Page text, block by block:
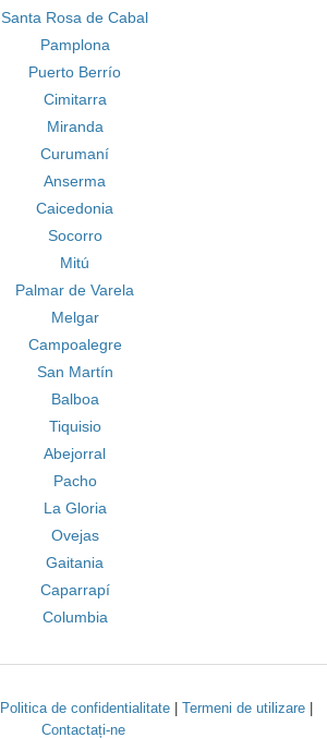
Santa Rosa de Cabal
Pamplona
Puerto Berrío
Cimitarra
Miranda
Curumaní
Anserma
Caicedonia
Socorro
Mitú
Palmar de Varela
Melgar
Campoalegre
San Martín
Balboa
Tiquisio
Abejorral
Pacho
La Gloria
Ovejas
Gaitania
Caparrapí
Columbia
Politica de confidentialitate| Termeni de utilizare|
Contactați-ne